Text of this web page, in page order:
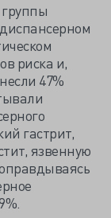
риска и,
47%
гастрит,
язвенную